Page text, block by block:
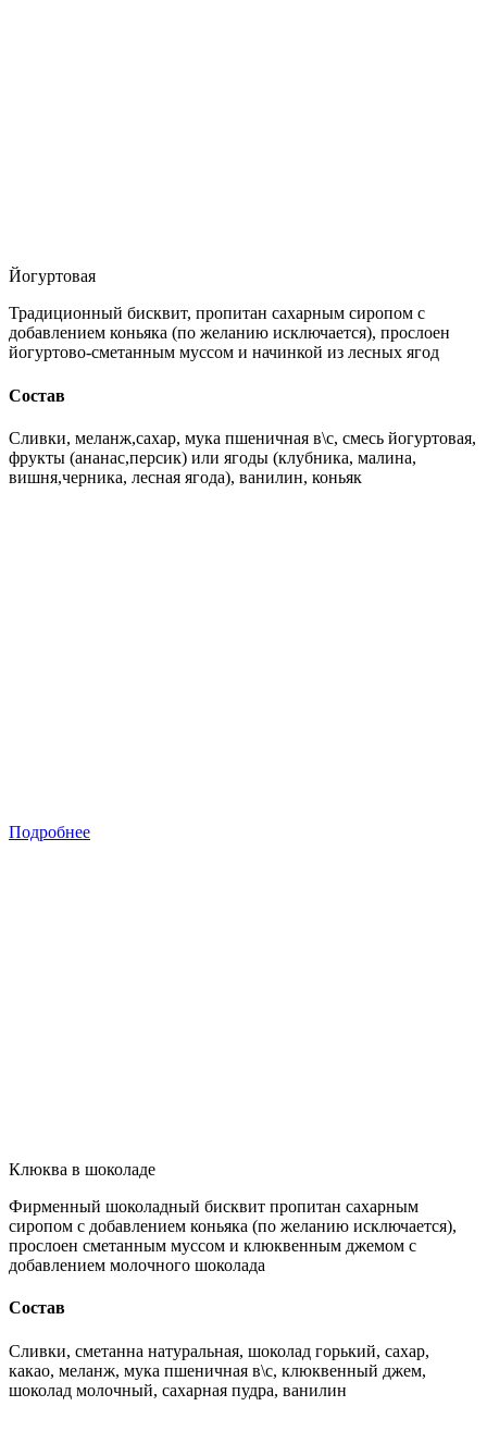
Йогуртовая
Традиционный бисквит, пропитан сахарным сиропом с
добавлением коньяка (по желанию исключается), прослоен
йогуртово-сметанным муссом и начинкой из лесных ягод
Состав
Сливки, меланж,сахар, мука пшеничная в\с, смесь йогуртовая,
фрукты (ананас,персик) или ягоды (клубника, малина,
вишня,черника, лесная ягода), ванилин, коньяк
Подробнее
Клюква в шоколаде
Фирменный шоколадный бисквит пропитан сахарным
сиропом с добавлением коньяка (по желанию исключается),
прослоен сметанным муссом и клюквенным джемом с
добавлением молочного шоколада
Состав
Сливки, сметанна натуральная, шоколад горький, сахар,
какао, меланж, мука пшеничная в\с, клюквенный джем,
шоколад молочный, сахарная пудра, ванилин